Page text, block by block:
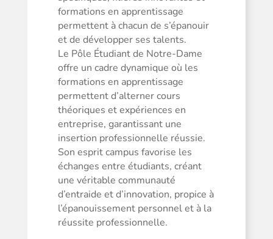
formations en apprentissage
permettent à chacun de s’épanouir
et de développer ses talents.
Le Pôle Étudiant de Notre-Dame
offre un cadre dynamique où les
formations en apprentissage
permettent d’alterner cours
théoriques et expériences en
entreprise, garantissant une
insertion professionnelle réussie.
Son esprit campus favorise les
échanges entre étudiants, créant
une véritable communauté
d’entraide et d’innovation, propice à
l’épanouissement personnel et à la
réussite professionnelle.